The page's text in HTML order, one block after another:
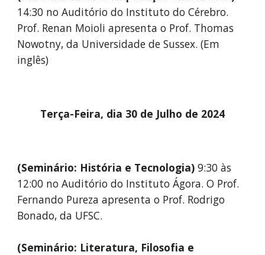
14:30 noAuditório do Instituto do Cérebro.
Prof. Renan Moioli apresenta o Prof. Thomas
Nowotny, da Universidade de Sussex. (Em
inglês)
Terça-Feira, dia 30 de Julho de 2024
(Seminário: História e Tecnologia)9:30 às
12:00 no Auditório do Instituto Ágora. O Prof.
Fernando Pureza apresenta o Prof. Rodrigo
Bonado, da UFSC.
(Seminário: Literatura, Filosofia e